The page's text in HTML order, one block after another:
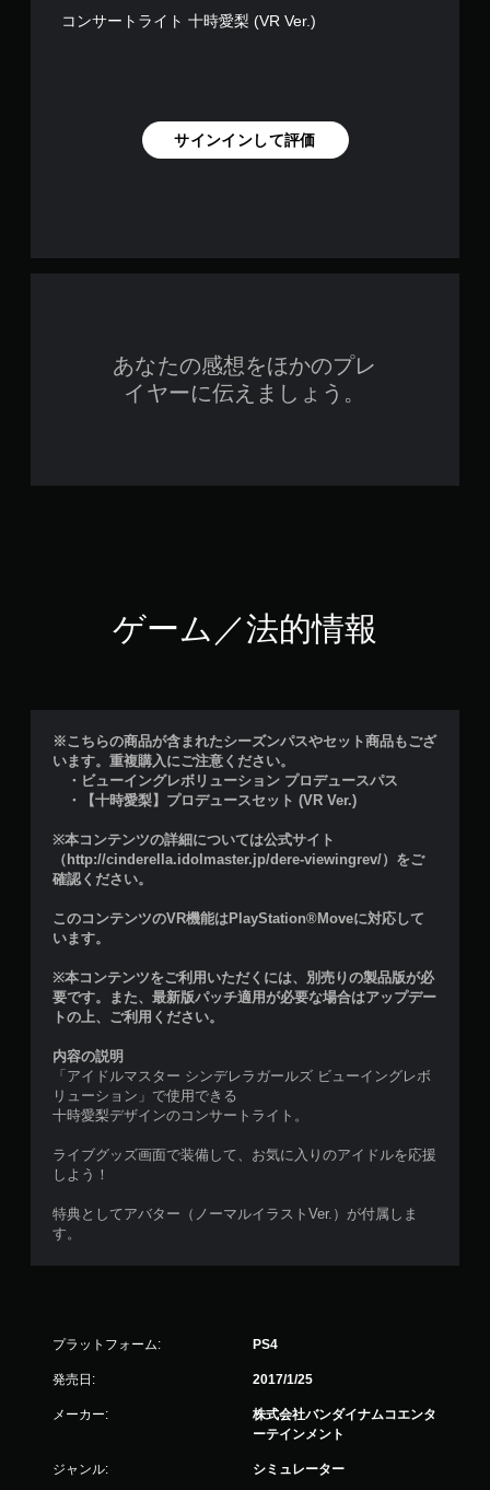
コンサートライト 十時愛梨 (VR Ver.)
サインインして評価
あなたの感想をほかのプレ
イヤーに伝えましょう。
ゲーム／法的情報
※こちらの商品が含まれたシーズンパスやセット商品もござ
います。重複購入にご注意ください。
・ビューイングレボリューション プロデュースパス
・【十時愛梨】プロデュースセット (VR Ver.)
※本コンテンツの詳細については公式サイト
（http://cinderella.idolmaster.jp/dere-viewingrev/）をご
確認ください。
このコンテンツのVR機能はPlayStation®Moveに対応して
います。
※本コンテンツをご利用いただくには、別売りの製品版が必
要です。また、最新版パッチ適用が必要な場合はアップデー
トの上、ご利用ください。
内容の説明
「アイドルマスター シンデレラガールズ ビューイングレボ
リューション」で使用できる
十時愛梨デザインのコンサートライト。
ライブグッズ画面で装備して、お気に入りのアイドルを応援
しよう！
特典としてアバター（ノーマルイラストVer.）が付属しま
す。
プラットフォーム: PS4
発売日: 2017/1/25
メーカー:
株式会社バンダイナムコエンタ
ーテインメント
ジャンル: シミュレーター